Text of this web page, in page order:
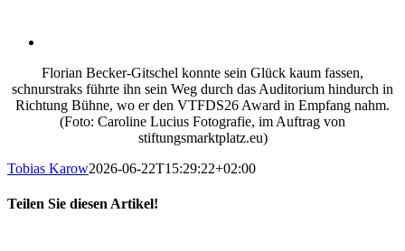
Florian Becker-Gitschel konnte sein Glück kaum fassen,
schnurstraks führte ihn sein Weg durch das Auditorium hindurch in
Richtung Bühne, wo er den VTFDS26 Award in Empfang nahm.
(Foto: Caroline Lucius Fotografie, im Auftrag von
stiftungsmarktplatz.eu)
Tobias Karow2026-06-22T15:29:22+02:00
Teilen Sie diesen Artikel!